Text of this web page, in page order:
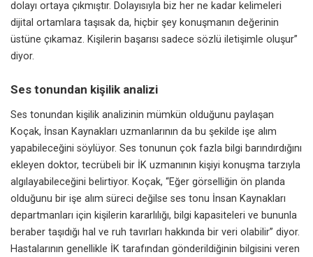
dolayı ortaya çıkmıştır. Dolayısıyla biz her ne kadar kelimeleri
dijital ortamlara taşısak da, hiçbir şey konuşmanın değerinin
üstüne çıkamaz. Kişilerin başarısı sadece sözlü iletişimle oluşur”
diyor.
Ses tonundan kişilik analizi
Ses tonundan kişilik analizinin mümkün olduğunu paylaşan
Koçak, İnsan Kaynakları uzmanlarının da bu şekilde işe alım
yapabileceğini söylüyor. Ses tonunun çok fazla bilgi barındırdığını
ekleyen doktor, tecrübeli bir İK uzmanının kişiyi konuşma tarzıyla
algılayabileceğini belirtiyor. Koçak, “Eğer görselliğin ön planda
olduğunu bir işe alım süreci değilse ses tonu İnsan Kaynakları
departmanları için kişilerin kararlılığı, bilgi kapasiteleri ve bununla
beraber taşıdığı hal ve ruh tavırları hakkında bir veri olabilir” diyor.
Hastalarının genellikle İK tarafından gönderildiğinin bilgisini veren